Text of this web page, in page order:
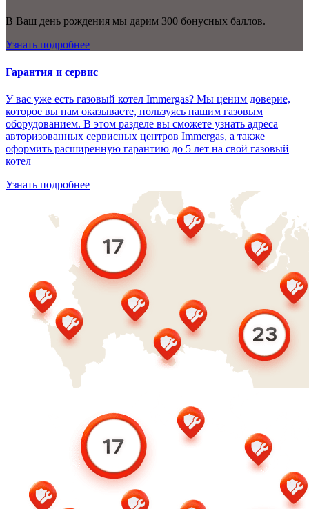
В Ваш день рождения мы дарим 300 бонусных баллов.
Узнать подробнее
Гарантия и сервис
У вас уже есть газовый котел Immergas? Мы ценим доверие,
которое вы нам оказываете, пользуясь нашим газовым
оборудованием. В этом разделе вы сможете узнать адреса
авторизованных сервисных центров Immergas, а также
оформить расширенную гарантию до 5 лет на свой газовый
котел
Узнать подробнее